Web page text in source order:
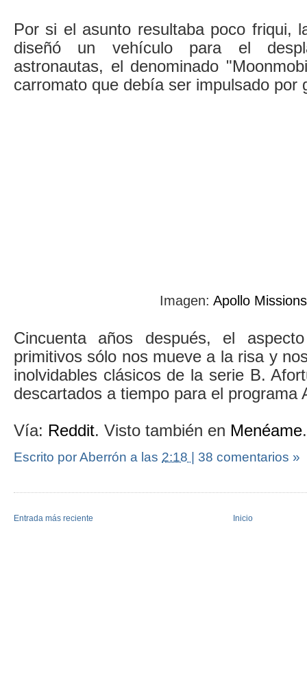
Por si el asunto resultaba poco friqui,
diseñó un vehículo para el
astronautas, el denominado
carromato que debía ser impulsado por
Imagen: Apollo Missions
Cincuenta años después, el
primitivos sólo nos mueve a la risa y
inolvidables clásicos de la serie B.
descartados a tiempo para el programa
Vía: Reddit. Visto también en Menéame.
Escrito por Aberrón a las 2:18 | 38 comentarios »
Entrada más reciente Inicio